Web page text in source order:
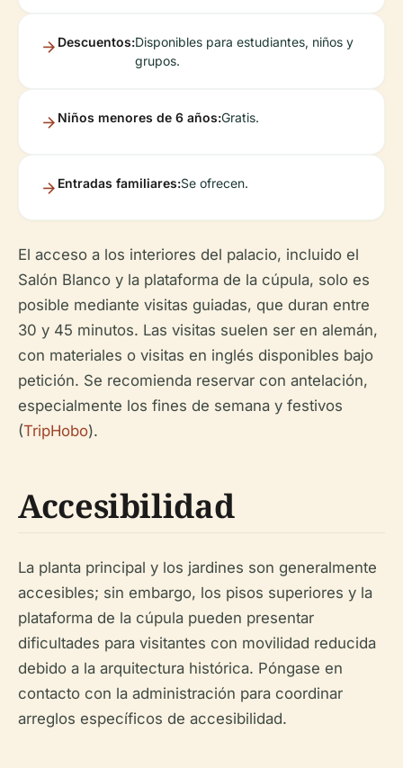
Descuentos:Disponibles para estudiantes, niños y
grupos.
Niños menores de 6 años:Gratis.
Entradas familiares:Se ofrecen.
El acceso a los interiores del palacio, incluido el
Salón Blanco y la plataforma de la cúpula, solo es
posible mediante visitas guiadas, que duran entre
30 y 45 minutos. Las visitas suelen ser en alemán,
con materiales o visitas en inglés disponibles bajo
petición. Se recomienda reservar con antelación,
especialmente los fines de semana y festivos
(TripHobo).
Accesibilidad
La planta principal y los jardines son generalmente
accesibles; sin embargo, los pisos superiores y la
plataforma de la cúpula pueden presentar
dificultades para visitantes con movilidad reducida
debido a la arquitectura histórica. Póngase en
contacto con la administración para coordinar
arreglos específicos de accesibilidad.